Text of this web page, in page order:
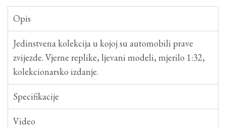
Opis
Jedinstvena kolekcija u kojoj su automobili prave
zvijezde. Vjerne replike, ljevani modeli, mjerilo 1:32,
kolekcionarsko izdanje.
Specifikacije
Video